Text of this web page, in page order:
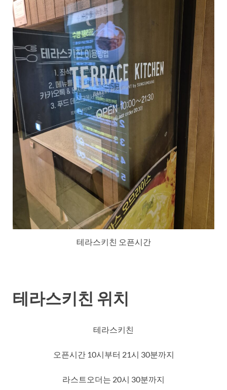
테라스키친 오픈시간
테라스키친 위치
테라스키친
오픈시간 10시부터 21시 30분까지
라스트오더는 20시 30분까지